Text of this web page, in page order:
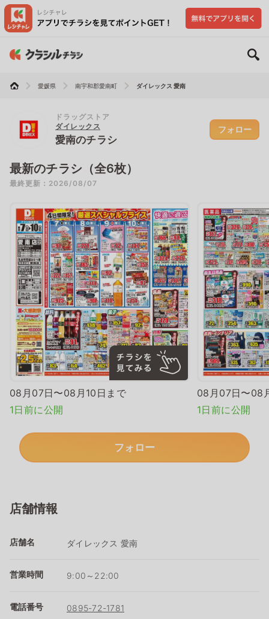
愛媛県 南宇和郡愛南町 ダイレックス 愛南
ドラッグストア
ダイレックス
愛南のチラシ
フォロー
最新のチラシ（全6枚）
最終更新：2026/08/07
08月07日〜08月10日まで
1日前に公開
08月07日〜08
1日前に公開
フォロー
店舗情報
店舗名 ダイレックス 愛南
営業時間 9:00～22:00
電話番号 0895-72-1781